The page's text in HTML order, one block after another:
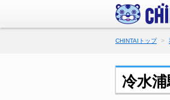
CHINTAIトップ
冷水